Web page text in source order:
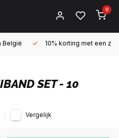
0
België 10% korting met een
SET - 10
Vergelijk